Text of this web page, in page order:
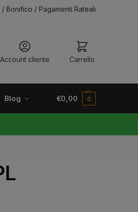
Bonifico / Pagamenti Rateali
Account cliente Carrello
Blog €0,00 0